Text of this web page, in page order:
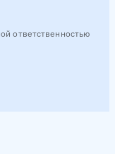
ответственностью